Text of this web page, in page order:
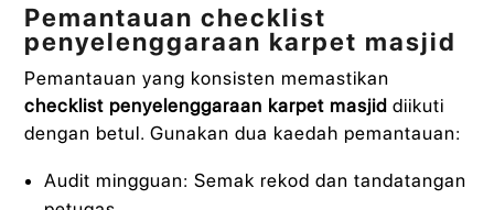
Pemantauan checklist
penyelenggaraan karpet masjid
Pemantauan yang konsisten memastikan
checklist penyelenggaraan karpet masjid diikuti
dengan betul. Gunakan dua kaedah pemantauan:
Audit mingguan: Semak rekod dan tandatangan